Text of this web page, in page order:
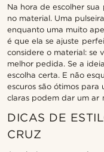
Na hora de escolher
no material. Uma
enquanto uma muito
é que ela se ajuste
considere o material: se
melhor pedida. Se a
escolha certa. E não
escuros são ótimos para
claras podem dar um ar
DICAS DE
CRUZ